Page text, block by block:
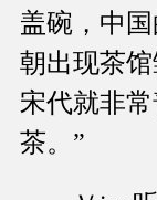
盖碗，中
朝出现茶
宋代就非
茶。”